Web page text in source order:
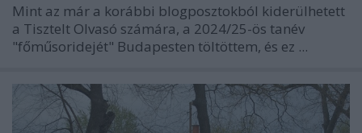
Mint az már a korábbi blogposztokból kiderülhetett
a Tisztelt Olvasó számára, a 2024/25-ös tanév
"főműsoridejét" Budapesten töltöttem, és ez ...